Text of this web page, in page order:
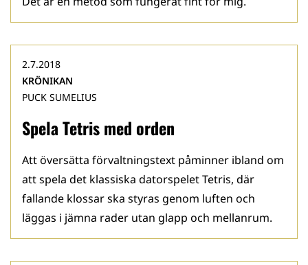
Spela Tetris med orden
2.7.2018
KRÖNIKAN
PUCK SUMELIUS
Att översätta förvaltningstext påminner ibland om
att spela det klassiska datorspelet Tetris, där
fallande klossar ska styras genom luften och
läggas i jämna rader utan glapp och mellanrum.